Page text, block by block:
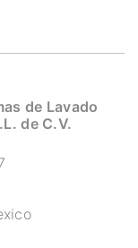
de Lavado
de C.V.